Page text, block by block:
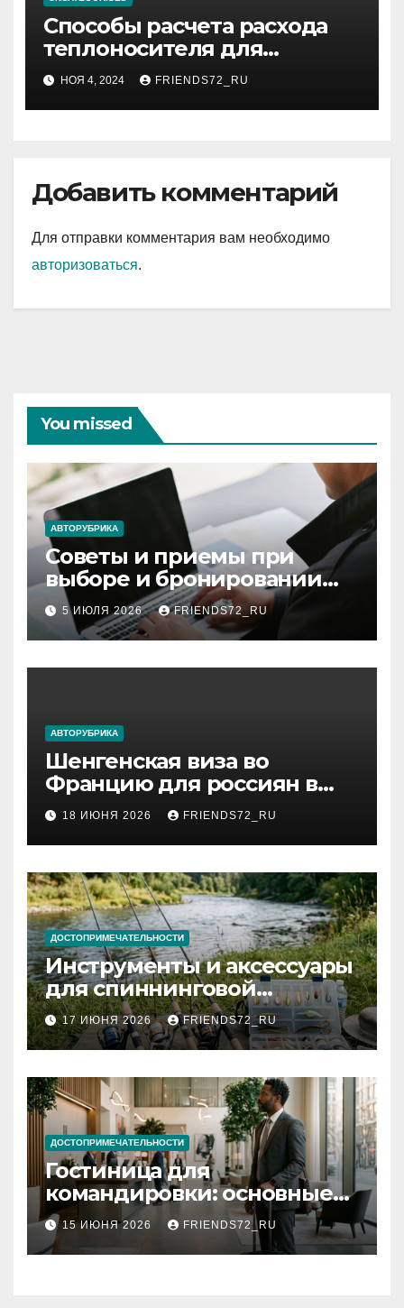
Способы расчета расхода
теплоносителя для
системы отопления
НОЯ 4, 2024 FRIENDS72_RU
Добавить комментарий
Для отправки комментария вам необходимо
авторизоваться.
You missed
АВТОРУБРИКА
Советы и приемы при
выборе и бронировании
авиабилетов
5 ИЮЛЯ 2026 FRIENDS72_RU
АВТОРУБРИКА
Шенгенская виза во
Францию для россиян в
2026 году: сроки от 3 дней
и список необходимых
документов
18 ИЮНЯ 2026 FRIENDS72_RU
ДОСТОПРИМЕЧАТЕЛЬНОСТИ
Инструменты и аксессуары
для спиннинговой
рыбалки: назначение и
типы
17 ИЮНЯ 2026 FRIENDS72_RU
ДОСТОПРИМЕЧАТЕЛЬНОСТИ
Гостиница для
командировки: основные
критерии выбора
15 ИЮНЯ 2026 FRIENDS72_RU